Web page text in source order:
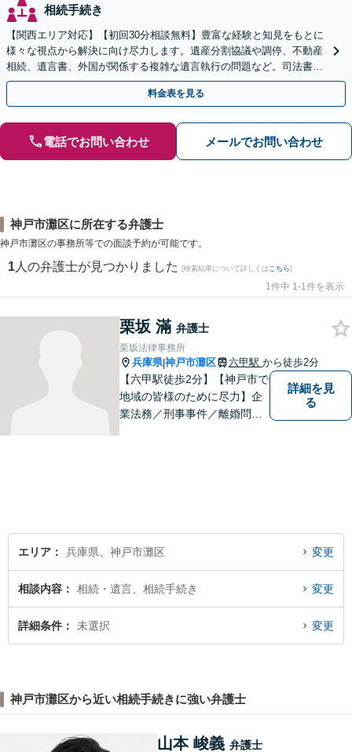
相続手続き
【関西エリア対応】【初回30分相談無料】豊富な経験と知見をもとに
様々な視点から解決に向け尽力します。遺産分割協議や調停、不動産
相続、遺言書、外国が関係する複雑な遺言執行の問題など。司法書士
や税理士とも連携し、円滑な解決を【オンライン面談可】
料金表を見る
電話でお問い合わせ メールでお問い合わせ
神戸市灘区に所在する弁護士
神戸市灘区の事務所等での面談予約が可能です。
1 人の弁護士が見つかりました (検索結果について詳しくは こちら)
1件中 1-1件を表示
栗坂 滿 弁護士
栗坂法律事務所
兵庫県|神戸市灘区 六甲駅 から徒歩2分
【六甲駅徒歩2分】【神戸市で
地域の皆様のために尽力】企
業法務／刑事事件／離婚問題
詳細を見
る
エリア 兵庫県、神戸市灘区 変更
相談内容 相続・遺言、相続手続き 変更
詳細条件 未選択 変更
神戸市灘区から近い相続手続きに強い弁護士
山本 峻義 弁護士